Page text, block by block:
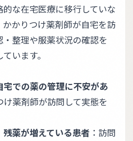
な在宅医療に移行していな
かかりつけ薬剤師が自宅を訪
整理や服薬状況の確認を
います。
での薬の管理に不安があ
け薬剤師が訪問して実態を
薬が増えている患者 ：訪問